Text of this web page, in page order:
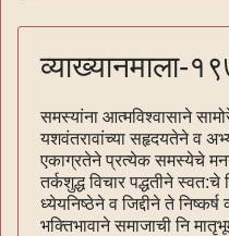
व्याख्यानमाला-
समस्यांना आत्मविश्वासाने
यशवंतरावांच्या सहृदयतेने व
एकाग्रतेने प्रत्येक समस्येचे
तर्कशुद्ध विचार पद्धतीने
ध्येयनिष्ठेने व जिद्दीने ते
भक्तिभावाने समाजाची नि